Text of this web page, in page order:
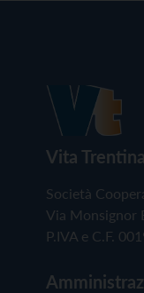
Vita
Società
Via Monsignor
P.IVA e C.F.